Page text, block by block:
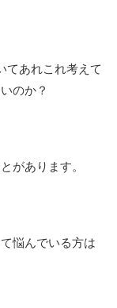
てあれこれ考えて
のか？
があります。
悩んでいる方は